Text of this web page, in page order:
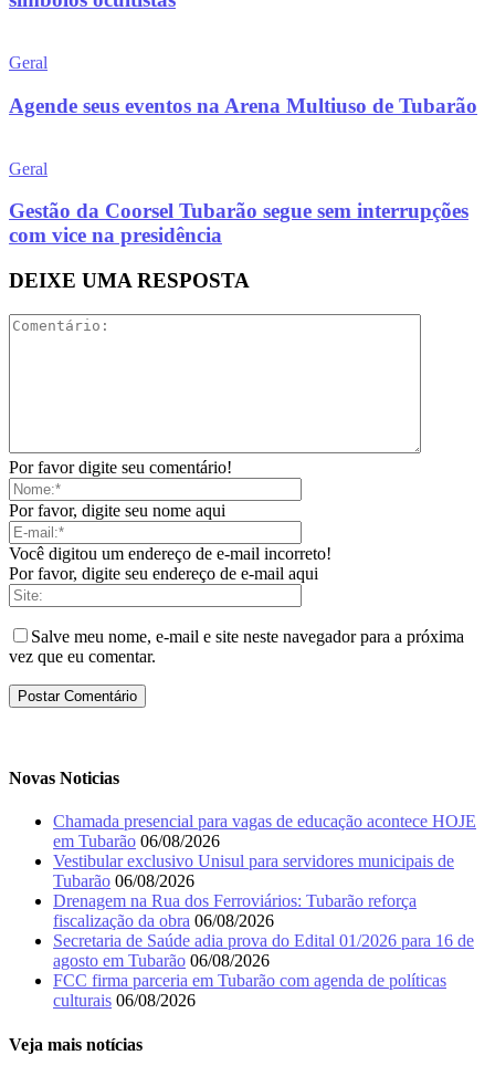
Geral
Agende seus eventos na Arena Multiuso de Tubarão
Geral
Gestão da Coorsel Tubarão segue sem interrupções
com vice na presidência
DEIXE UMA RESPOSTA
Por favor digite seu comentário!
Por favor, digite seu nome aqui
Você digitou um endereço de e-mail incorreto!
Por favor, digite seu endereço de e-mail aqui
Salve meu nome, e-mail e site neste navegador para a próxima
vez que eu comentar.
Novas Noticias
Chamada presencial para vagas de educação acontece HOJE
em Tubarão 06/08/2026
Vestibular exclusivo Unisul para servidores municipais de
Tubarão 06/08/2026
Drenagem na Rua dos Ferroviários: Tubarão reforça
fiscalização da obra 06/08/2026
Secretaria de Saúde adia prova do Edital 01/2026 para 16 de
agosto em Tubarão 06/08/2026
FCC firma parceria em Tubarão com agenda de políticas
culturais 06/08/2026
Veja mais notícias